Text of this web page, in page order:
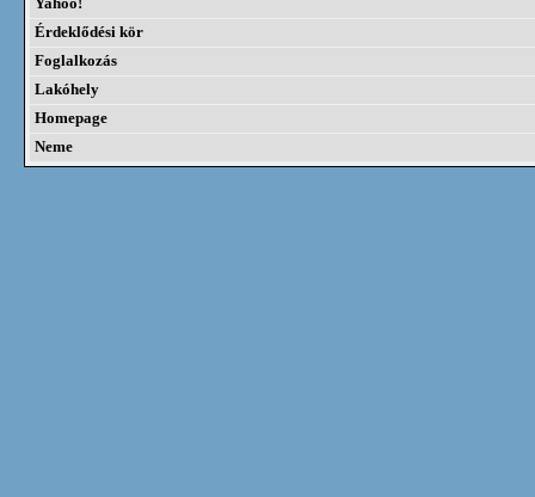
Yahoo!
Érdeklődési kör
Foglalkozás
Lakóhely
Homepage
Neme